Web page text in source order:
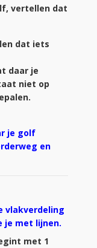
vertellen dat
dat iets
daar je
niet op
je golf
en
vlakverdeling
je met lijnen.
met 1